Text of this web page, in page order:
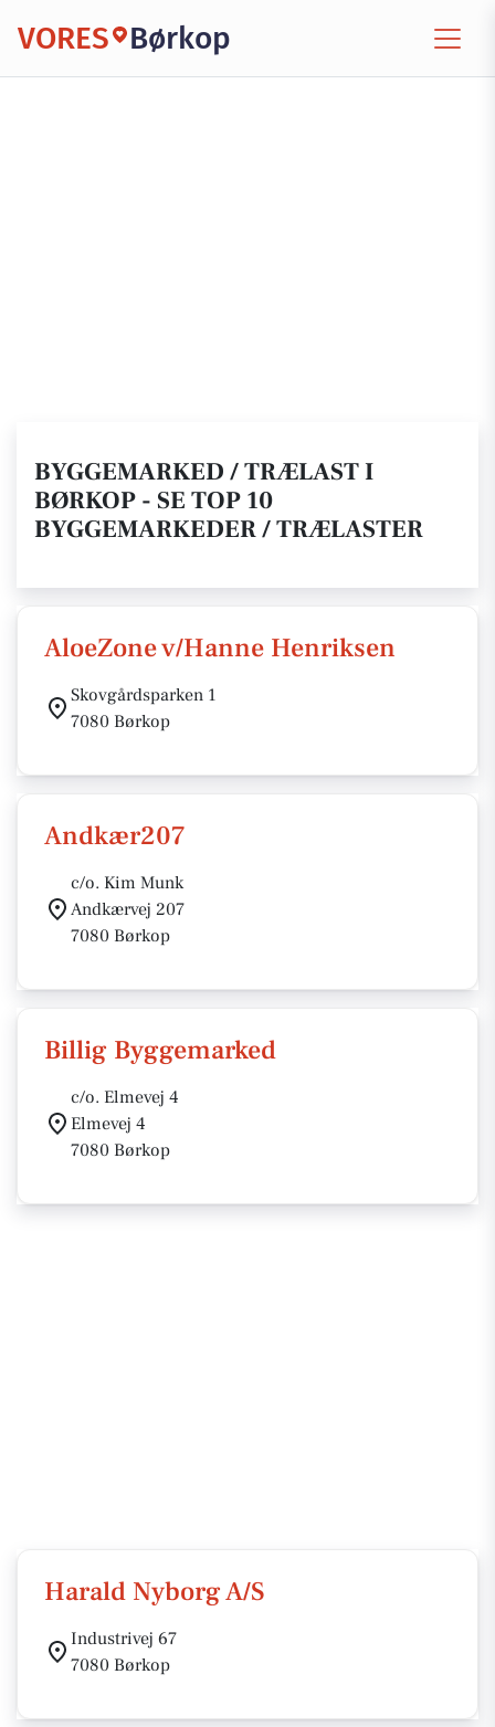
VORES Børkop
BYGGEMARKED / TRÆLAST I
BØRKOP - SE TOP 10
BYGGEMARKEDER / TRÆLASTER
AloeZone v/Hanne Henriksen
Skovgårdsparken 1
7080 Børkop
Andkær207
c/o. Kim Munk
Andkærvej 207
7080 Børkop
Billig Byggemarked
c/o. Elmevej 4
Elmevej 4
7080 Børkop
Harald Nyborg A/S
Industrivej 67
7080 Børkop